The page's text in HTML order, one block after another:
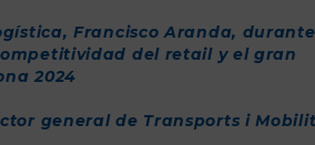
Francisco Aranda,
del retail y el gran
2024
general de Transports i